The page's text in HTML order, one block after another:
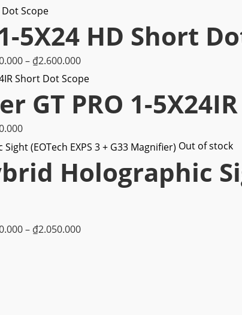
gốc
là:
₫3.000.000.
tại
là:
₫2.800.000.
5X24 HD Short
– ₫2.600.000Khoảng
giá:
từ
₫1.700.000
₫2.600.000
GT PRO 1-
Out of stock
Holographic
– ₫2.050.000Khoảng